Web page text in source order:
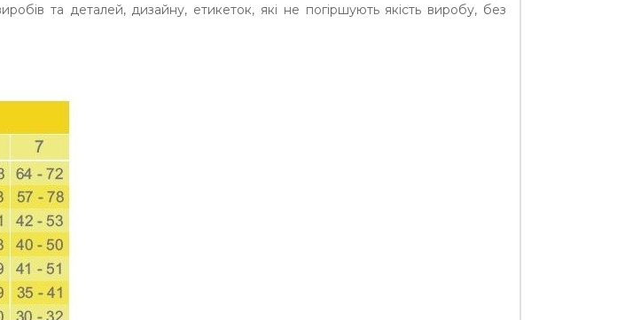
та деталей, дизайну, етикеток, які не погіршують якість виробу, без